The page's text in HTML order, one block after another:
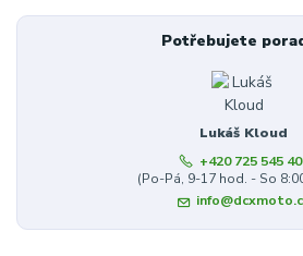
Potřebujete
Lukáš Kloud
+420 725 545
(Po-Pá, 9-17 hod. - So